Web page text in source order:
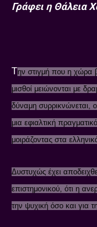
Γράφει η Θάλεια
Tην στιγμή που η χώρα
μισθοί μειώνονται με
δύναμη συρρικνώνεται,
μια εφιαλτική
μοιράζοντας στα
Δυστυχώς έχει
επιστημονικού, ότι η
την ψυχική όσο και για